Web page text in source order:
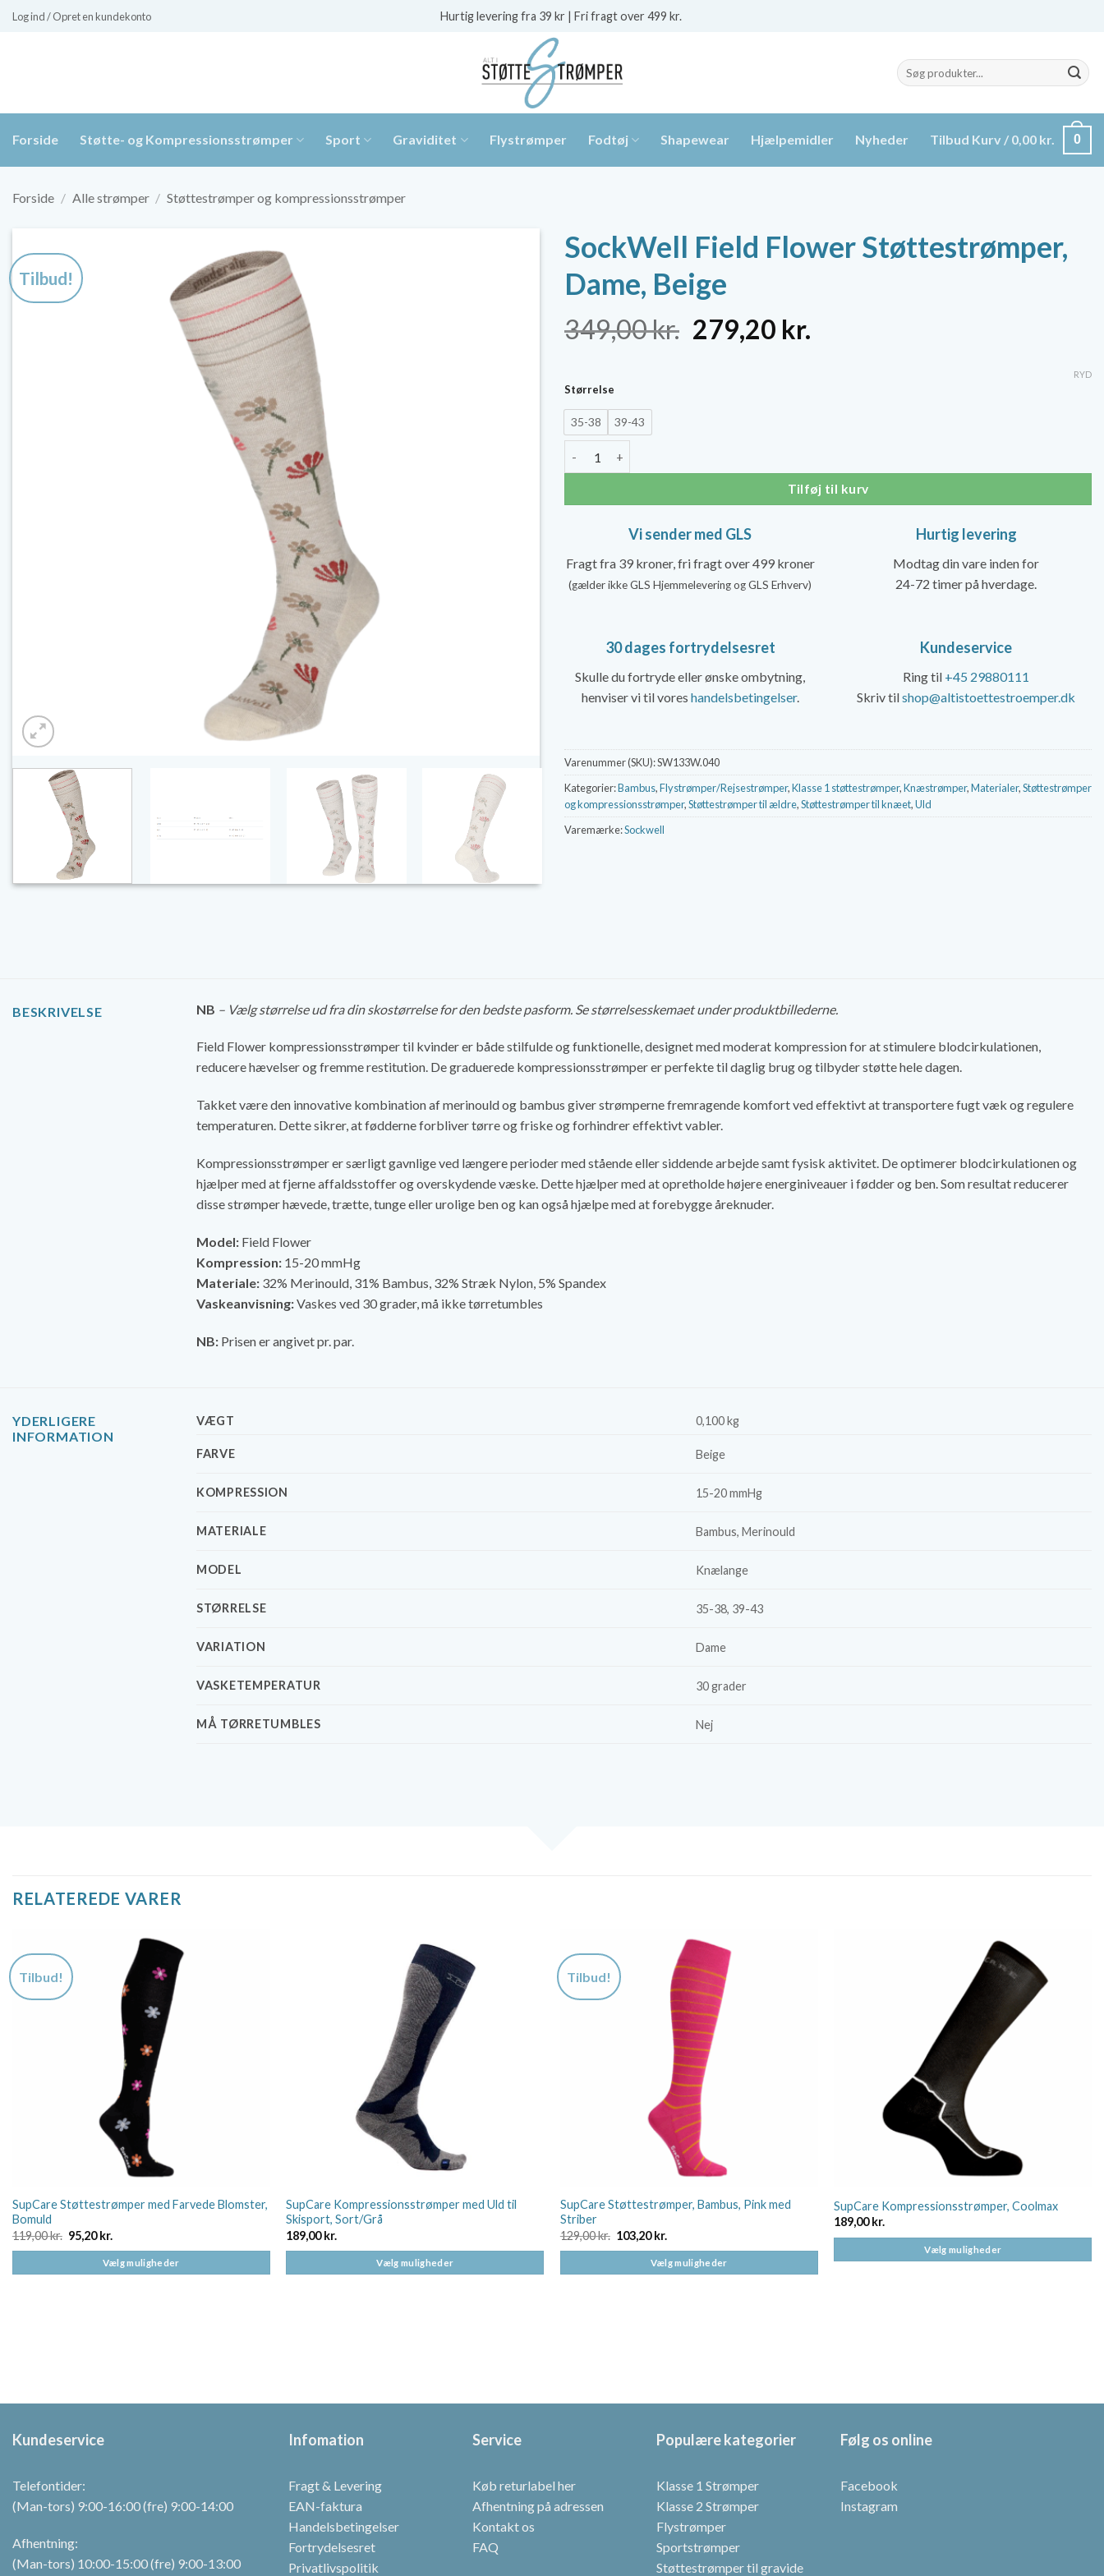
Fortsæt
Log ind / Opret en kundekonto Hurtig levering fra 39 kr | Fri fragt over 499 kr.
Søg
efter:
Forside Støtte- og Kompressionsstrømper Sport Graviditet Flystrømper Fodtøj Shapewear Hjælpemidler Nyheder Tilbud Kurv / 0,00 kr. 0
Forside / Alle strømper / Støttestrømper og kompressionsstrømper
Tilbud!
SockWell Field Flower Støttestrømper,
Dame, Beige
349,00kr. Den
279,20 kr.Den
Størrelse
35-38 39-43
RYD
Tilføj til kurv
Vi sender med GLS
Fragt fra 39 kroner, fri fragt over 499 kroner
(gælder ikke GLS Hjemmelevering og GLS Erhverv)
Hurtig levering
Modtag din vare inden for
24-72 timer på hverdage.
30 dages fortrydelsesret
Skulle du fortryde eller ønske ombytning,
henviser vi til vores handelsbetingelser.
Kundeservice
Ring til +45 29880111
Skriv tilshop@altistoettestroemper.dk
Varenummer (SKU):SW133W.040
Kategorier:Bambus,Flystrømper/Rejsestrømper,Klasse 1 støttestrømper,Knæstrømper,Materialer,Støttestrømper
og kompressionsstrømper,Støttestrømper til ældre,Støttestrømper til knæet,Uld
Varemærke:Sockwell
BESKRIVELSE NB – Vælg størrelse ud fra din skostørrelse for den bedste pasform. Se størrelsesskemaet under produktbillederne.
Field Flower kompressionsstrømper til kvinder er både stilfulde og funktionelle, designet med moderat kompression for at stimulere blodcirkulationen,
reducere hævelser og fremme restitution. De graduerede kompressionsstrømper er perfekte til daglig brug og tilbyder støtte hele dagen.
Takket være den innovative kombination af merinould og bambus giver strømperne fremragende komfort ved effektivt at transportere fugt væk og regulere
temperaturen. Dette sikrer, at fødderne forbliver tørre og friske og forhindrer effektivt vabler.
Kompressionsstrømper er særligt gavnlige ved længere perioder med stående eller siddende arbejde samt fysisk aktivitet. De optimerer blodcirkulationen og
hjælper med at fjerne affaldsstoffer og overskydende væske. Dette hjælper med at opretholde højere energiniveauer i fødder og ben. Som resultat reducerer
disse strømper hævede, trætte, tunge eller urolige ben og kan også hjælpe med at forebygge åreknuder.
Model: Field Flower
Kompression: 15-20 mmHg
Materiale: 32% Merinould, 31% Bambus, 32% Stræk Nylon, 5% Spandex
Vaskeanvisning:Vaskes ved 30 grader, må ikke tørretumbles
NB: Prisen er angivet pr. par.
YDERLIGERE
INFORMATION
VÆGT 0,100 kg
FARVE Beige
KOMPRESSION 15-20 mmHg
MATERIALE Bambus, Merinould
MODEL Knælange
STØRRELSE 35-38, 39-43
VARIATION Dame
VASKETEMPERATUR 30 grader
MÅ TØRRETUMBLES Nej
RELATEREDE VARER
Tilbud!
SupCare Støttestrømper med Farvede Blomster,
Bomuld
119,00kr. Den
oprindelige
95,20kr.
pris
er:
Vælg muligheder
på
SupCare Kompressionsstrømper med Uld til
Skisport, Sort/Grå
189,00kr.
Vælg muligheder
på
Tilbud!
SupCare Støttestrømper, Bambus, Pink med
Striber
129,00kr. Den
oprindelige
103,20kr.
er:
Vælg muligheder
SupCare Kompressionsstrømper, Coolmax
189,00kr.
Vælg muligheder
vælges
varesiden
Kundeservice
Telefontider:
(Man-tors) 9:00-16:00 (fre) 9:00-14:00
Afhentning:
(Man-tors) 10:00-15:00 (fre) 9:00-13:00
Infomation
Fragt & Levering
EAN-faktura
Handelsbetingelser
Fortrydelsesret
Privatlivspolitik
Service
Køb returlabel her
Afhentning på adressen
Kontakt os
FAQ
Populære kategorier
Klasse 1 Strømper
Klasse 2 Strømper
Flystrømper
Sportstrømper
Støttestrømper til gravide
Følg os online
Facebook
Instagram